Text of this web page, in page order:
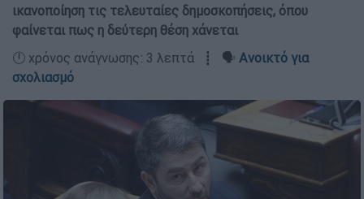
ικανοποίηση τις τελευταίες δημοσκοπήσεις, όπου
φαίνεται πως η δεύτερη θέση χάνεται
🕛 χρόνος ανάγνωσης: 3 λεπτά ┋ 🗣️ Ανοικτό για
σχολιασμό